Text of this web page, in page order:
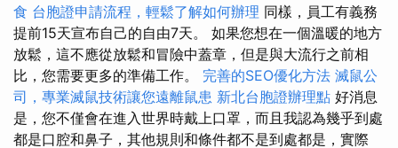
食 台胞證申請流程，輕鬆了解如何辦理 同樣，員工有義務
提前15天宣布自己的自由7天。 如果您想在一個溫暖的地方
放鬆，這不應從放鬆和冒險中蓋章，但是與大流行之前相
比，您需要更多的準備工作。 完善的SEO優化方法 滅鼠公
司，專業滅鼠技術讓您遠離鼠患 新北台胞證辦理點 好消息
是，您不僅會在進入世界時戴上口罩，而且我認為幾乎到處
都是口腔和鼻子，其他規則和條件都不是到處都是，實際